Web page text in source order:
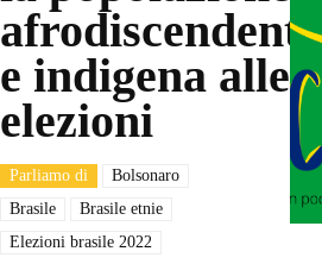
afrodiscendente
e indigena alle
elezioni
Parliamo di
Bolsonaro
Brasile
Brasile etnie
Elezioni brasile 2022